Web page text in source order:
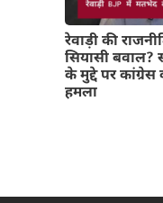
रेवाड़ी की
सियासी बवाल?
के मुद्दे पर
हमला